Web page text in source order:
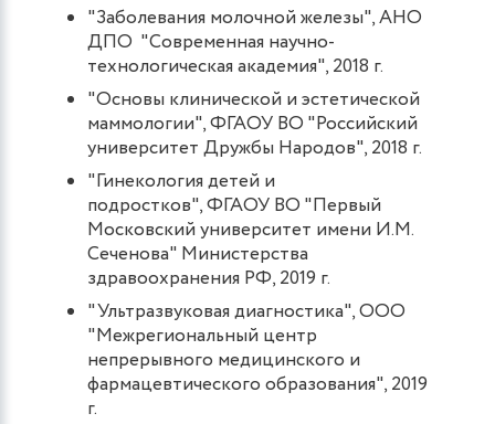
"Заболевания молочной железы", АНО
ДПО "Современная научно-
технологическая академия", 2018 г.
"Основы клинической и эстетической
маммологии", ФГАОУ ВО "Российский
университет Дружбы Народов", 2018 г.
"Гинекология детей и
подростков", ФГАОУ ВО "Первый
Московский университет имени И.М.
Сеченова" Министерства
здравоохранения РФ, 2019 г.
"Ультразвуковая диагностика", ООО
"Межрегиональный центр
непрерывного медицинского и
фармацевтического образования", 2019
г.